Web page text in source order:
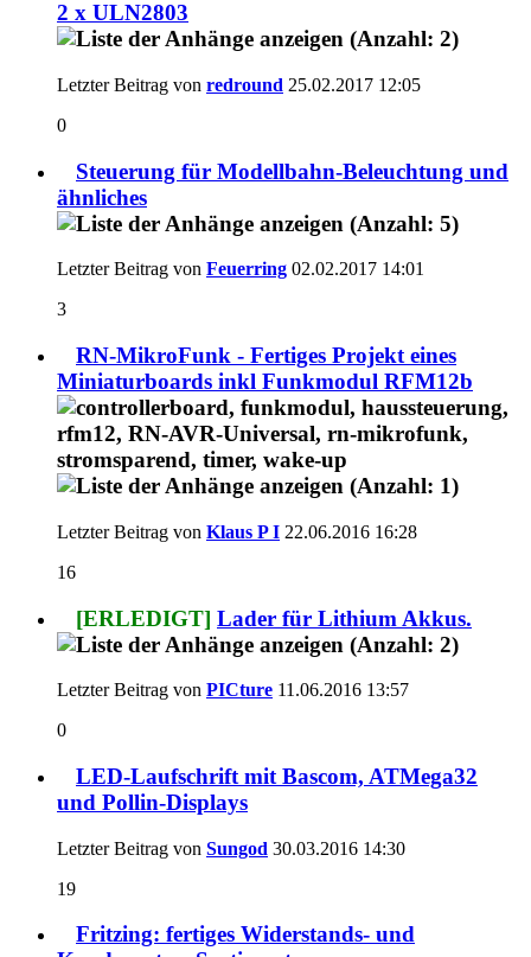
2 x ULN2803
Letzter Beitrag von redround 25.02.2017 12:05
0
Steuerung für Modellbahn-Beleuchtung und
ähnliches
Letzter Beitrag von Feuerring 02.02.2017 14:01
3
RN-MikroFunk - Fertiges Projekt eines
Miniaturboards inkl Funkmodul RFM12b
Letzter Beitrag von Klaus P I 22.06.2016 16:28
16
[ERLEDIGT] Lader für Lithium Akkus.
Letzter Beitrag von PICture 11.06.2016 13:57
0
LED-Laufschrift mit Bascom, ATMega32
und Pollin-Displays
Letzter Beitrag von Sungod 30.03.2016 14:30
19
Fritzing: fertiges Widerstands- und